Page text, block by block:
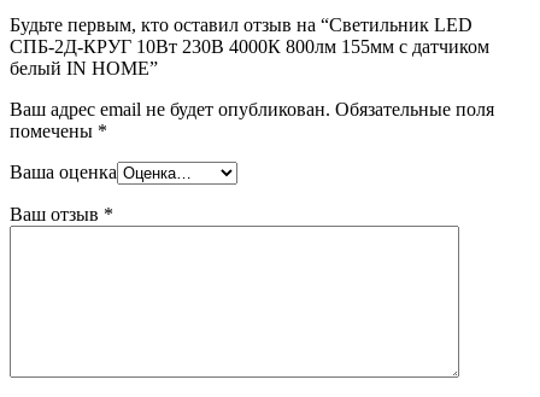
Будьте первым, кто оставил отзыв на “Светильник LED
СПБ-2Д-КРУГ 10Вт 230В 4000К 800лм 155мм с датчиком
белый IN HOME”
Ваш адрес email не будет опубликован. Обязательные поля
помечены *
Ваша оценка
Ваш отзыв *